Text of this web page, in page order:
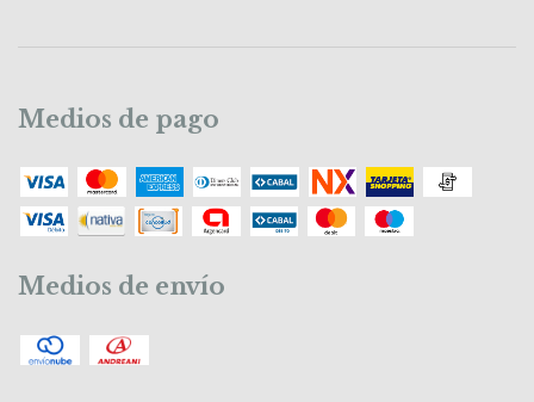
Medios de pago
Medios de envío